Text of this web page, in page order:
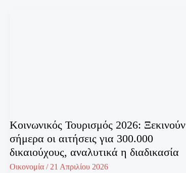
Κοινωνικός Τουρισμός 2026: Ξεκινούν
σήμερα οι αιτήσεις για 300.000
δικαιούχους, αναλυτικά η διαδικασία
Οικονομία/21 Απριλίου 2026